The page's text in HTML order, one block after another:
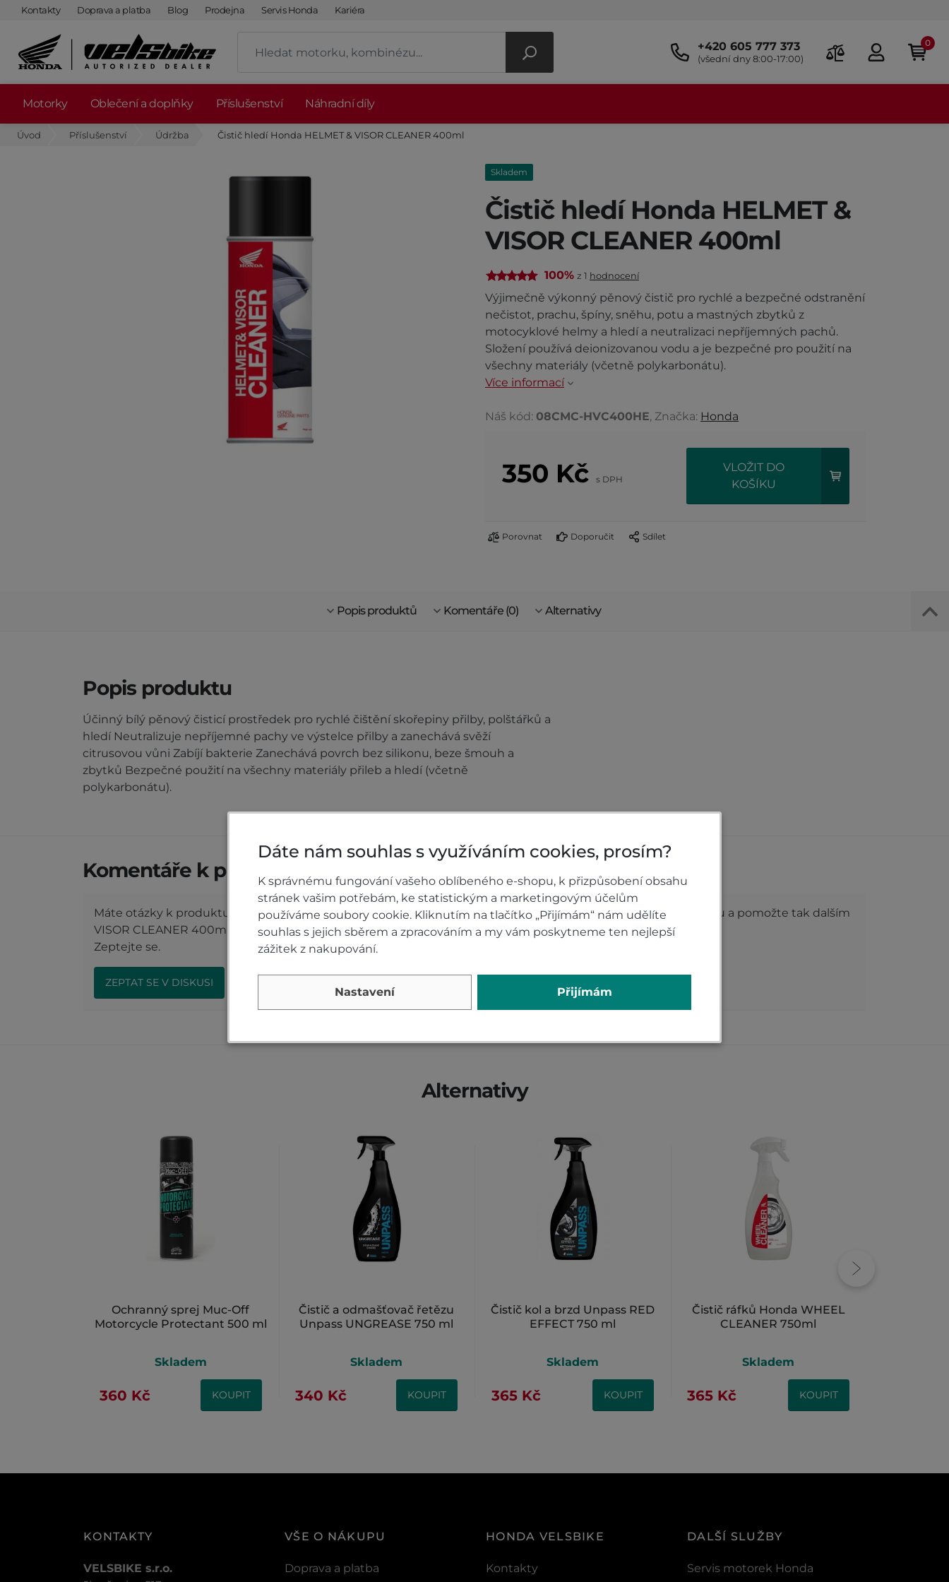
Kontakty Doprava a platba Blog Prodejna Servis Honda Kariéra
+420 605 777 373
(všední dny 8:00-17:00)
0
Motorky Oblečení a doplňky Příslušenství Náhradní díly
Úvod Příslušenství Údržba Čistič hledí Honda HELMET & VISOR CLEANER 400ml
Skladem
Čistič hledí Honda HELMET &
VISOR CLEANER 400ml
100% z 1 hodnocení
Výjimečně výkonný pěnový čistič pro rychlé a bezpečné odstranění
nečistot, prachu, špíny, sněhu, potu a mastných zbytků z
motocyklové helmy a hledí a neutralizaci nepříjemných pachů.
Složení používá deionizovanou vodu a je bezpečné pro použití na
všechny materiály (včetně polykarbonátu).
Více informací
Náš kód: 08CMC-HVC400HE, Značka: Honda
350 Kč s DPH
VLOŽIT DO
KOŠÍKU
Porovnat Doporučit Sdílet
Popis produktů Komentáře (0) Alternativy
Popis produktu
Účinný bílý pěnový čisticí prostředek pro rychlé čištění skořepiny přilby, polštářků a
hledí Neutralizuje nepříjemné pachy ve výstelce přilby a zanechává svěží
citrusovou vůni Zabíjí bakterie Zanechává povrch bez silikonu, beze šmouh a
zbytků Bezpečné použití na všechny materiály přileb a hledí (včetně
polykarbonátu).
Komentáře k produktu (0)
Máte otázky k produktu: Čistič hledí Honda HELMET &
VISOR CLEANER 400ml?
Zeptejte se.
ZEPTAT SE V DISKUSI
Hodnocení produktu
Přidejte vlastní hodnocení produktu a pomožte tak dalším
nakupujícím.
Alternativy
Ochranný sprej Muc-Off
Motorcycle Protectant 500 ml
Skladem
360 Kč KOUPIT
Čistič a odmašťovač řetězu
Unpass UNGREASE 750 ml
Skladem
340 Kč KOUPIT
Čistič kol a brzd Unpass RED
EFFECT 750 ml
Skladem
365 Kč KOUPIT
Čistič ráfků Honda WHEEL
CLEANER 750ml
Skladem
365 Kč KOUPIT
KONTAKTY
VELSBIKE s.r.o.
VŠE O NÁKUPU
Doprava a platba
HONDA VELSBIKE
Kontakty
DALŠÍ SLUŽBY
Servis motorek Honda
Dáte nám souhlas s využíváním cookies, prosím?
K správnému fungování vašeho oblíbeného e-shopu, k přizpůsobení obsahu
stránek vašim potřebám, ke statistickým a marketingovým účelům
používáme soubory cookie. Kliknutím na tlačítko „Přijímám“ nám udělíte
souhlas s jejich sběrem a zpracováním a my vám poskytneme ten nejlepší
zážitek z nakupování.
Nastavení Přijímám